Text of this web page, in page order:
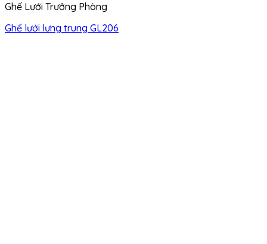
Ghế Lưới Trưởng Phòng
Ghế lưới lưng trung GL206